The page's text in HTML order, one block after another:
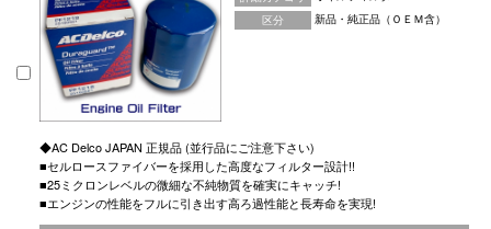
区分
新品・純正品（ＯＥＭ含）
◆AC Delco JAPAN 正規品 (並行品にご注意下さい)
■セルロースファイバーを採用した高度なフィルター設計!!
■25ミクロンレベルの微細な不純物質を確実にキャッチ!
■エンジンの性能をフルに引き出す高ろ過性能と長寿命を実現!